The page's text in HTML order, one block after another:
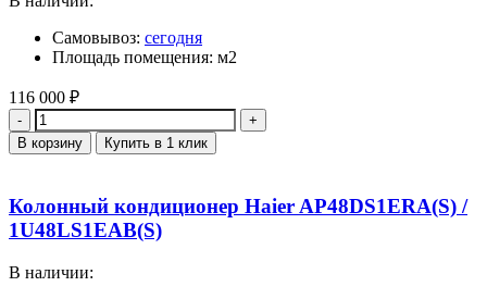
Самовывоз: сегодня
Площадь помещения: м2
116 000 ₽
Количество
В корзину Купить в 1 клик
Колонный кондиционер Haier AP48DS1ERA(S) /
1U48LS1EAB(S)
В наличии: